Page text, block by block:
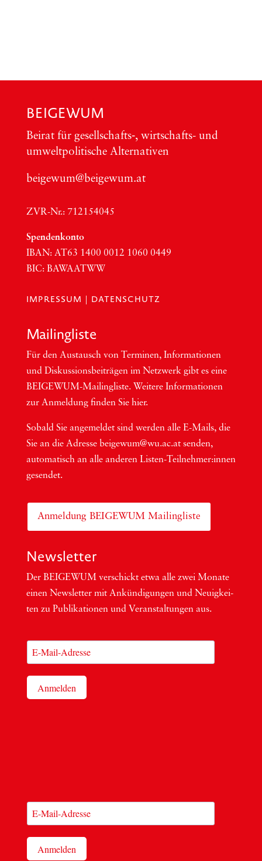
BEIGEWUM
Bei­rat für gesellschafts‑, wirt­schafts- und
umwelt­po­li­ti­sche Alter­na­ti­ven
beigewum@beigewum.at
ZVR-Nr.: 712154045
Spen­den­kon­to
IBAN: AT63 1400 0012 1060 0449
BIC: BAWAATWW
IMPRESSUM | DATENSCHUTZ
Mai­ling­lis­te
Für den Aus­tausch von Ter­mi­nen, Infor­ma­tio­nen
und Dis­kus­si­ons­bei­trä­gen im Netzwerk gibt es eine
BEI­GEWUM-Mai­ling­lis­te. Wei­te­re Infor­ma­tio­nen
zur Anmel­dung fin­den Sie hier.
Sobald Sie ange­mel­det sind wer­den alle E-Mails, die
Sie an die Adres­se beigewum@wu.ac.at sen­den,
auto­ma­tisch an alle ande­ren Lis­ten-Teil­neh­me­r:in­nen
gesendet.
Anmeldung BEIGEWUM Mailingliste
Newsletter
Der BEIGEWUM ver­schickt etwa alle zwei Mona­te
einen News­let­ter mit Ankün­di­gun­gen und Neu­ig­kei­
ten zu Publi­ka­tio­nen und Ver­an­stal­tun­gen aus.